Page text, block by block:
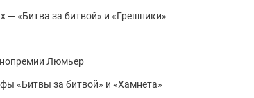
— «Битва за битвой» и «Грешники»
Люмьер
«Битвы за битвой» и «Хамнета»